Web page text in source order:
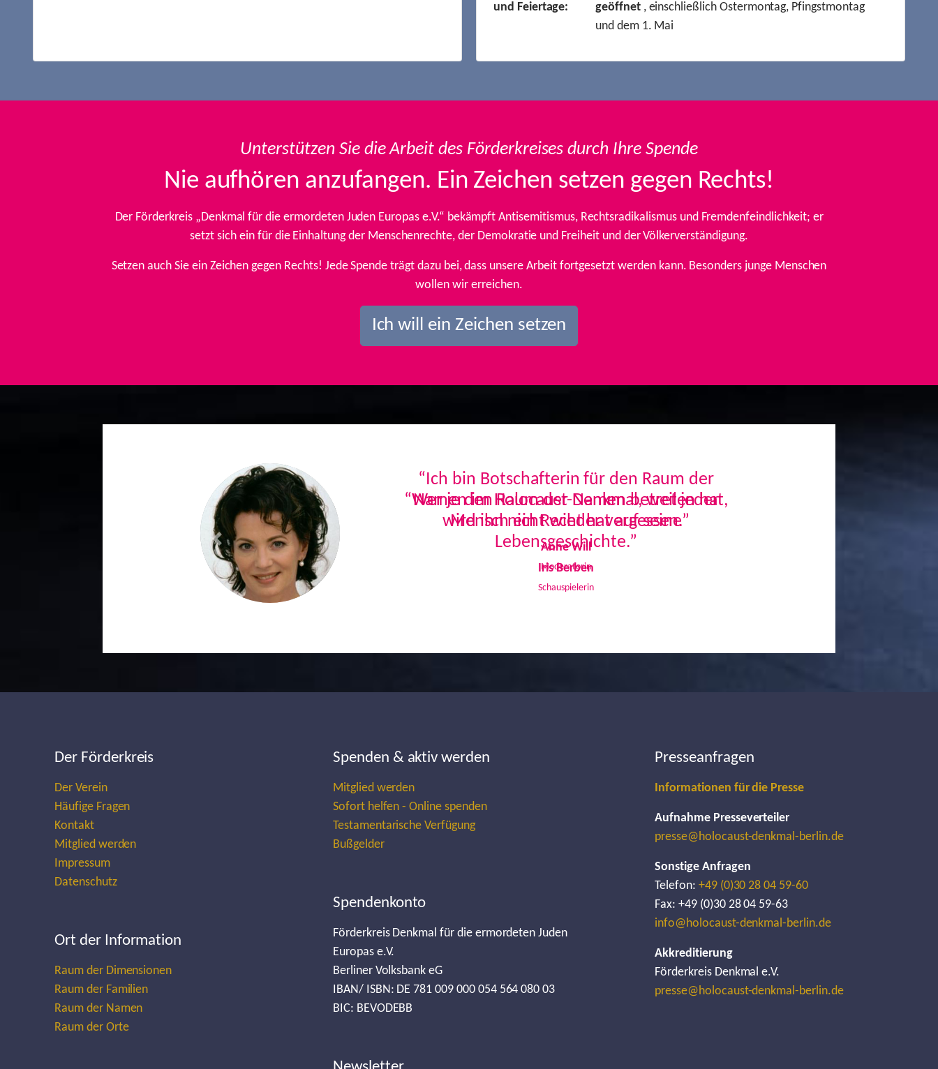
und Feiertage:
geöffnet, einschließlich Ostermontag, Pfingstmontag
und dem 1. Mai
Unterstützen Sie die Arbeit des Förderkreises durch Ihre Spende
Nie aufhören anzufangen. Ein Zeichen setzen gegen Rechts!
Der Förderkreis „Denkmal für die ermordeten Juden Europas e.V.“ bekämpft Antisemitismus, Rechtsradikalismus und Fremdenfeindlichkeit; er
setzt sich ein für die Einhaltung der Menschenrechte, der Demokratie und Freiheit und der Völkerverständigung.
Setzen auch Sie ein Zeichen gegen Rechts! Jede Spende trägt dazu bei, dass unsere Arbeit fortgesetzt werden kann. Besonders junge Menschen
wollen wir erreichen.
Ich will ein Zeichen setzen
“Ich bin Botschafterin für den Raum der
Namen im Holocaust-Denkmal, weil jeder
Mensch ein Recht hat auf seine
Lebensgeschichte.”
Iris Berben
Schauspielerin
Previous
Der Förderkreis
Der Verein
Häufige Fragen
Kontakt
Mitglied werden
Impressum
Datenschutz
Ort der Information
Raum der Dimensionen
Raum der Familien
Raum der Namen
Raum der Orte
Spenden & aktiv werden
Mitglied werden
Sofort helfen - Online spenden
Testamentarische Verfügung
Bußgelder
Spendenkonto
Förderkreis Denkmal für die ermordeten Juden
Europas e.V.
Berliner Volksbank eG
IBAN/ ISBN: DE 781 009 000 054 564 080 03
BIC: BEVODEBB
Presseanfragen
Informationen für die Presse
Aufnahme Presseverteiler
presse@holocaust-denkmal-berlin.de
Sonstige Anfragen
Telefon: +49 (0)30 28 04 59-60
Fax: +49 (0)30 28 04 59-63
info@holocaust-denkmal-berlin.de
Akkreditierung
Förderkreis Denkmal e.V.
presse@holocaust-denkmal-berlin.de